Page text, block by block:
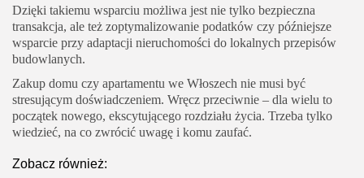
Dzięki takiemu wsparciu możliwa jest nie tylko bezpieczna
transakcja, ale też zoptymalizowanie podatków czy późniejsze
wsparcie przy adaptacji nieruchomości do lokalnych przepisów
budowlanych.
Zakup domu czy apartamentu we Włoszech nie musi być
stresującym doświadczeniem. Wręcz przeciwnie – dla wielu to
początek nowego, ekscytującego rozdziału życia. Trzeba tylko
wiedzieć, na co zwrócić uwagę i komu zaufać.
Zobacz również: